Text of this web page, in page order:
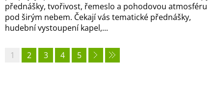
přednášky, tvořivost, řemeslo a pohodovou atmosféru
pod širým nebem. Čekají vás tematické přednášky,
hudební vystoupení kapel,...
1 2 3 4 5